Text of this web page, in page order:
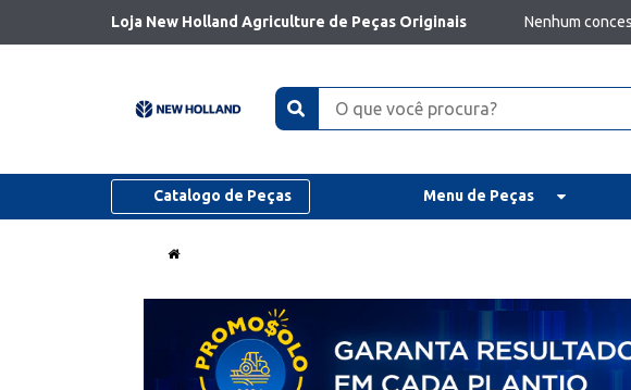
Loja New Holland Agriculture de Peças Originais Nenhum
Catalogo de Peças Menu de Peças